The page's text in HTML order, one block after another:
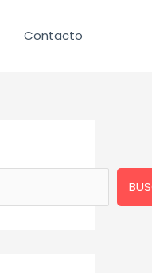
Contacto